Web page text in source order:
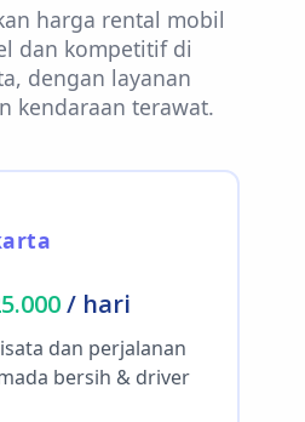
harga rental mobil
dan kompetitif di
dengan layanan
kendaraan terawat.
/ hari
dan perjalanan
bersih & driver